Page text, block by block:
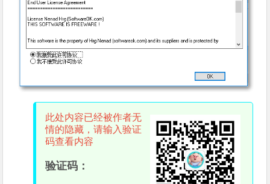
此处内容已经被作者无
情的隐藏，请输入验证
码查看内容
验证码：